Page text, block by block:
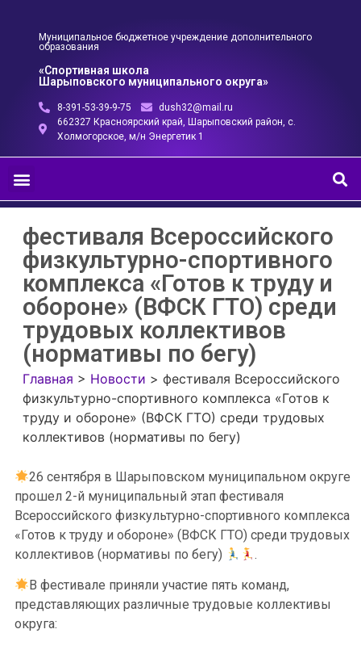
Муниципальное бюджетное учреждение дополнительного
образования
«Спортивная школа
Шарыповского муниципального округа»
8-391-53-39-9-75
dush32@mail.ru
662327 Красноярский край, Шарыповский район, с.
Холмогорское, м/н Энергетик 1
фестиваля Всероссийского
физкультурно-спортивного
комплекса «Готов к труду и
обороне» (ВФСК ГТО) среди
трудовых коллективов
(нормативы по бегу)
Главная > Новости > фестиваля Всероссийского
физкультурно-спортивного комплекса «Готов к
труду и обороне» (ВФСК ГТО) среди трудовых
коллективов (нормативы по бегу)
26 сентября в Шарыповском муниципальном округе
прошел 2-й муниципальный этап фестиваля
Всероссийского физкультурно-спортивного комплекса
«Готов к труду и обороне» (ВФСК ГТО) среди трудовых
коллективов (нормативы по бегу)
.
В фестивале приняли участие пять команд,
представляющих различные трудовые коллективы
округа: